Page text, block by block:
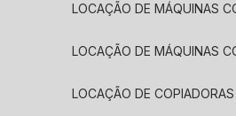
LOCAÇÃO DE MÁQUINAS
LOCAÇÃO DE MÁQUINAS
LOCAÇÃO DE